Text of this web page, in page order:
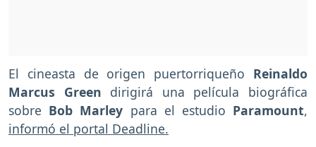
El cineasta de origen puertorriqueño Reinaldo
Marcus Green dirigirá una película biográfica
sobre Bob Marley para el estudio Paramount,
informó el portal Deadline.